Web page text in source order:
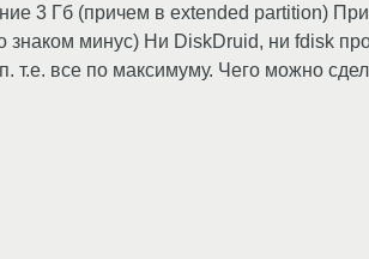
3 Гб (причем в extended partition)
минус) Ни DiskDruid, ни fdisk
т.е. все по максимуму. Чего можно